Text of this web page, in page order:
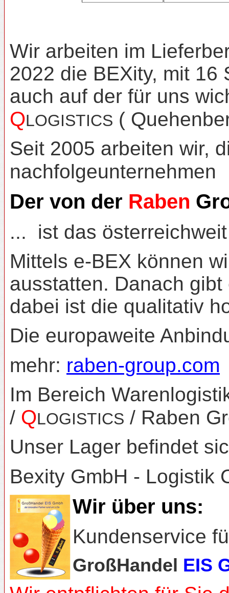
Wir arbeiten im
2022 die BEXity, mit
auch auf der für uns
QLOGISTICS (
Seit 2005 arbeiten wir,
nachfolgeunternehmen
Der von der Raben
... ist das
Mittels e-BEX können
ausstatten. Danach
dabei ist die qualitativ
Die europaweite
mehr: raben-group.com
Im Bereich
/ QLOGISTICS / Raben
Unser Lager befindet
Bexity GmbH - Logistik
Wir über uns:
Kundenservice
GroßHandel EIS